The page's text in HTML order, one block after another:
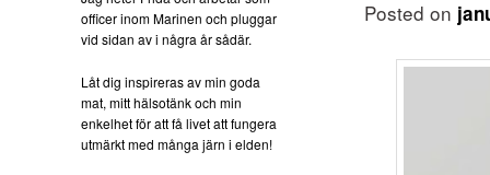
Posted on
officer inom Marinen och pluggar
vid sidan av i några år sådär.
Låt dig inspireras av min goda
mat, mitt hälsotänk och min
enkelhet för att få livet att fungera
utmärkt med många järn i elden!